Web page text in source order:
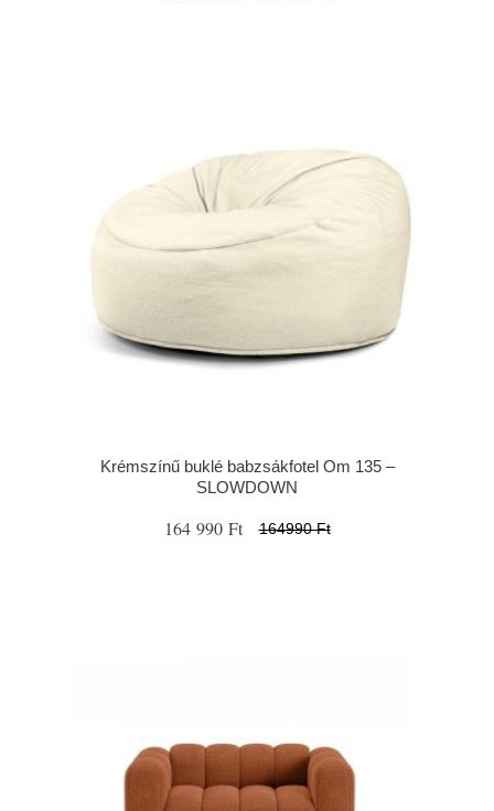
Krémszínű buklé babzsákfotel Om 135 –
SLOWDOWN
164 990 Ft 164990 Ft